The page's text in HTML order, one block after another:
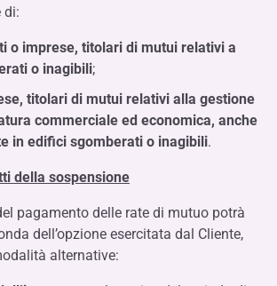
di:
o imprese, titolari di mutui relativi a
o inagibili;
titolari di mutui relativi alla gestione
commerciale ed economica, anche
in edifici sgomberati o inagibili.
della sospensione
pagamento delle rate di mutuo potrà
dell’opzione esercitata dal Cliente,
alternative: